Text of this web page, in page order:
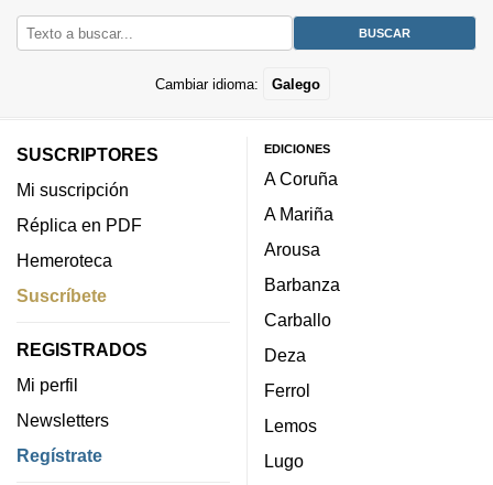
Cambiar idioma: Galego
SUSCRIPTORES
Mi suscripción
Réplica en PDF
Hemeroteca
Suscríbete
REGISTRADOS
Mi perfil
Newsletters
Regístrate
EDICIONES
A Coruña
A Mariña
Arousa
Barbanza
Carballo
Deza
Ferrol
Lemos
Lugo